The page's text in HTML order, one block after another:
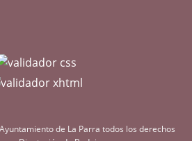
de La Parra todos los derechos